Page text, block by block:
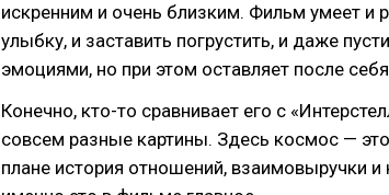
искренним и очень близким. Фильм умеет и
улыбку, и заставить погрустить, и даже
эмоциями, но при этом оставляет после
Конечно, кто-то сравнивает его с
совсем разные картины. Здесь космос —
плане история отношений, взаимовыручки